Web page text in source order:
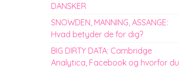
DANSKER
SNOWDEN, MANNING, ASSANGE:
Hvad betyder de for dig?
BIG DIRTY DATA: Cambridge
Analytica, Facebook og hvorfor du